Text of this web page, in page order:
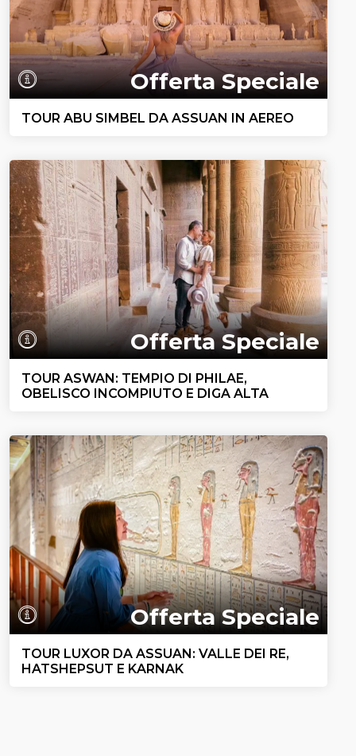
Offerta Speciale
TOUR ABU SIMBEL DA ASSUAN IN AEREO
Offerta Speciale
TOUR ASWAN: TEMPIO DI PHILAE,
OBELISCO INCOMPIUTO E DIGA ALTA
Offerta Speciale
TOUR LUXOR DA ASSUAN: VALLE DEI RE,
HATSHEPSUT E KARNAK